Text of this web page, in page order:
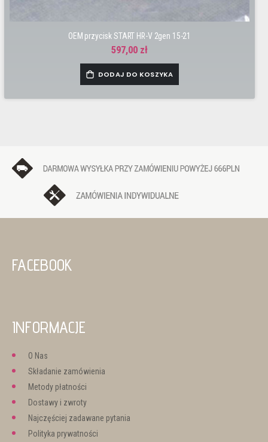
OEM przycisk START HR-V 2gen 15-21
597,00 zł
DODAJ DO KOSZYKA
FACEBOOK
INFORMACJE
O Nas
Składanie zamówienia
Metody płatności
Dostawy i zwroty
Najczęściej zadawane pytania
Polityka prywatności